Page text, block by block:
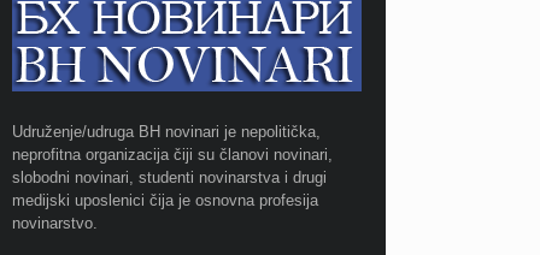
Udruženje/udruga BH novinari je nepolitička,
neprofitna organizacija čiji su članovi novinari,
slobodni novinari, studenti novinarstva i drugi
medijski uposlenici čija je osnovna profesija
novinarstvo.